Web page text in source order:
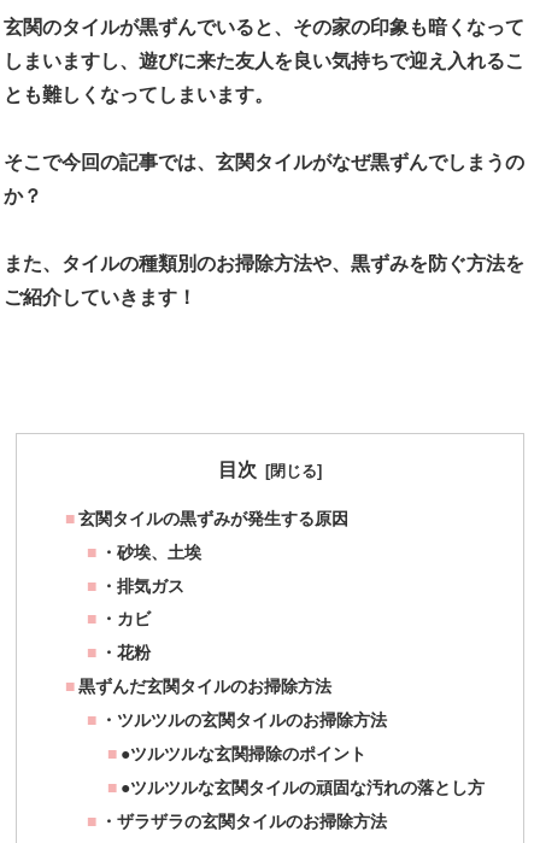
玄関のタイルが黒ずんでいると、その家の印象も暗くなって
しまいますし、遊びに来た友人を良い気持ちで迎え入れるこ
とも難しくなってしまいます。
そこで今回の記事では、玄関タイルがなぜ黒ずんでしまうの
か？
また、タイルの種類別のお掃除方法や、黒ずみを防ぐ方法を
ご紹介していきます！
目次
玄関タイルの黒ずみが発生する原因
・砂埃、土埃
・排気ガス
・カビ
・花粉
黒ずんだ玄関タイルのお掃除方法
・ツルツルの玄関タイルのお掃除方法
●ツルツルな玄関掃除のポイント
●ツルツルな玄関タイルの頑固な汚れの落とし方
・ザラザラの玄関タイルのお掃除方法